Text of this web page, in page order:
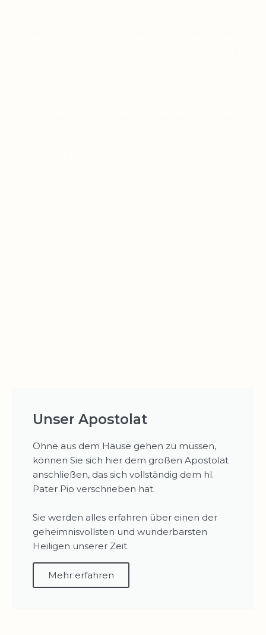
Unser Apostolat
Ohne aus dem Hause gehen zu müssen,
können Sie sich hier dem großen Apostolat
anschließen, das sich vollständig dem hl.
Pater Pio verschrieben hat.
Sie werden alles erfahren über einen der
geheimnisvollsten und wunderbarsten
Heiligen unserer Zeit.
Mehr erfahren